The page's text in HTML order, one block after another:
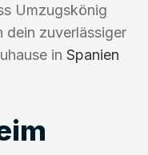
Umzugskönig
dein zuverlässiger
in Spanien